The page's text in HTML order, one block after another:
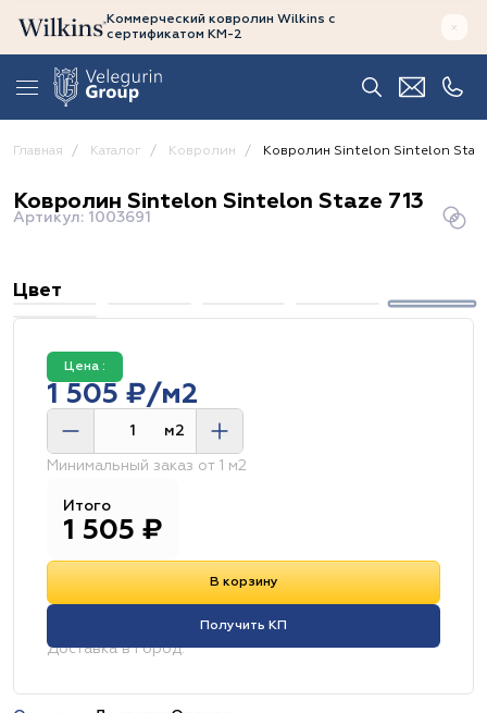
Коммерческий ковролин Wilkins с
сертификатом КМ-2
Главная Каталог Ковролин Ковролин Sintelon Sintelon Staze
Ковролин Sintelon Sintelon Staze 713
Артикул: 1003691
Цвет
Цена :
1 505 ₽/м2
м2
Минимальный заказ от 1 м2
Итого
1 505 ₽
В корзину
Получить КП
Доставка в город: